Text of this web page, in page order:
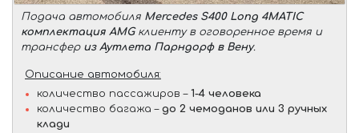
Подача автомобиля Mercedes S400 Long 4MATIC
комплектация AMGклиенту в оговоренное время и
трансфер из Аутлета Парндорф в Вену.
Описание автомобиля:
количество пассажиров – 1-4 человека
количество багажа – до 2 чемоданов или 3 ручных
клади